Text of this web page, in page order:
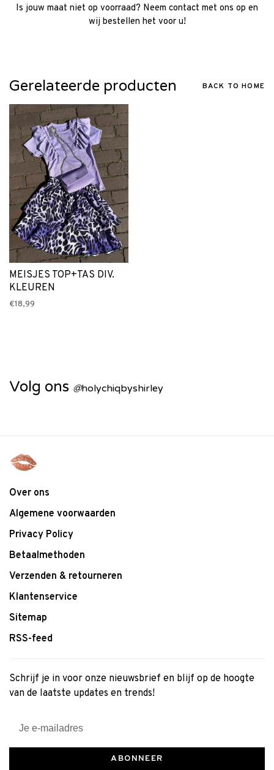
Is jouw maat niet op voorraad? Neem contact met ons op en
wij bestellen het voor u!
Gerelateerde producten BACK TO HOME
MEISJES TOP+TAS DIV.
KLEUREN
€18,99
Volg ons @holychiqbyshirley
Over ons
Algemene voorwaarden
Privacy Policy
Betaalmethoden
Verzenden & retourneren
Klantenservice
Sitemap
RSS-feed
Schrijf je in voor onze nieuwsbrief en blijf op de hoogte
van de laatste updates en trends!
ABONNEER